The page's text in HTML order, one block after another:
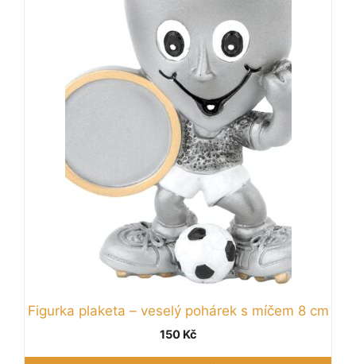
Figurka plaketa – veselý pohárek s míčem 8 cm
150 Kč